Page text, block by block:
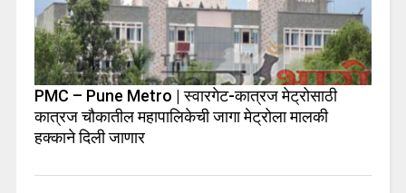
PMC – Pune Metro | स्वारगेट-कात्रज मेट्रोसाठी
कात्रज चौकातील महापालिकेची जागा मेट्रोला मालकी
हक्काने दिली जाणार